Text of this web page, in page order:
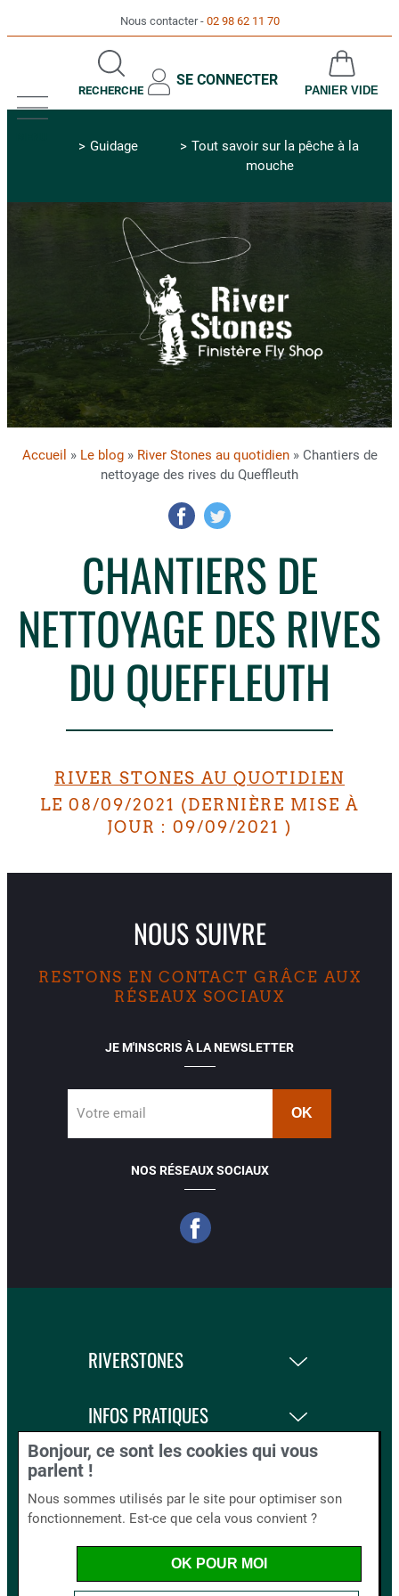
Nous contacter 02 98 62 11 70
RECHERCHE
SE CONNECTER
PANIER VIDE
Guidage
Tout savoir sur la pêche à la
mouche
Accueil » Le blog» River Stones au quotidien» Chantiers de
nettoyage des rives du Queffleuth
CHANTIERS DE
NETTOYAGE DES RIVES
DU QUEFFLEUTH
RIVER STONES AU QUOTIDIEN
LE 08/09/2021 (DERNIÈRE MISE À
JOUR : 09/09/2021 )
NOUS SUIVRE
RESTONS EN CONTACT GRÂCE AUX
RÉSEAUX SOCIAUX
JE M'INSCRIS À LA NEWSLETTER
Votre email
NOS RÉSEAUX SOCIAUX
RIVERSTONES
INFOS PRATIQUES
LA BOUTIQUE
BLOG AND CO.
Bonjour, ce sont les cookies qui vous
parlent !
Nous sommes utilisés par le site pour optimiser son
fonctionnement. Est-ce que cela vous convient ?
OK POUR MOI